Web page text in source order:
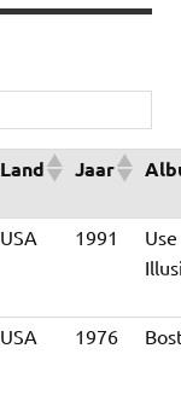
Land Jaar
USA 1991
USA 1976